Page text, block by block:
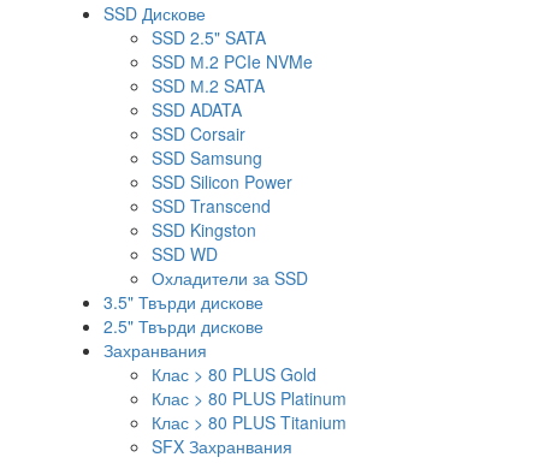
SSD Дискове
SSD 2.5" SATA
SSD М.2 PCIe NVMe
SSD М.2 SATA
SSD ADATA
SSD Corsair
SSD Samsung
SSD Silicon Power
SSD Transcend
SSD Kingston
SSD WD
Охладители за SSD
3.5" Твърди дискове
2.5" Твърди дискове
Захранвания
Клас > 80 PLUS Gold
Клас > 80 PLUS Platinum
Клас > 80 PLUS Titanium
SFX Захранвания